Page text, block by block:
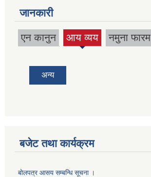
जानकारी
एन कानुन आय व्यय
(active
नमुना फारम
अन्य
बजेट तथा कार्यक्रम
बोलपत्र आसय सम्बन्धि सूचना ।